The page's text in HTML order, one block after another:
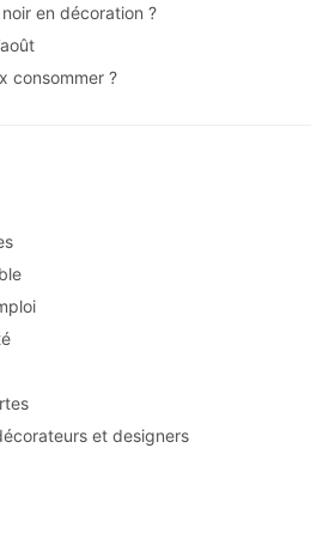
en décoration ?
consommer ?
et designers